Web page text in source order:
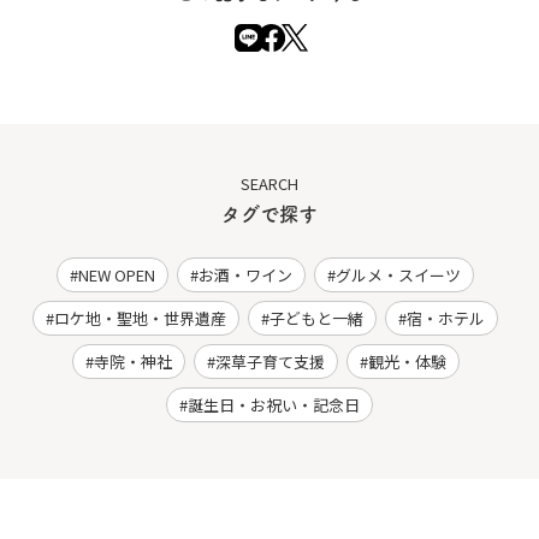
SEARCH
タグで探す
NEW OPEN お酒・ワイン
グルメ・スイーツ
ロケ地・聖地・世界遺産
子どもと一緒
宿・ホテル
寺院・神社
深草子育て支援
観光・体験
誕生日・お祝い・記念日